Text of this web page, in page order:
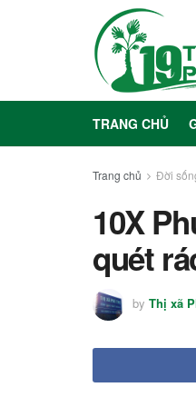
TRANG CHỦ
Trang chủ Đời
10X
quét
by Thị xã